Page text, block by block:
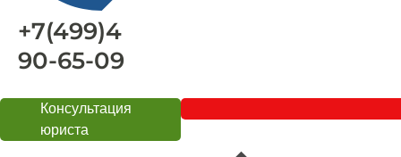
+7(499)4
90-65-09
Консультация
юриста